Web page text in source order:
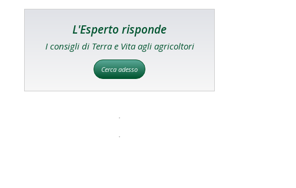
L'Esperto risponde
I consigli di Terra e Vita agli agricoltori
Cerca adesso